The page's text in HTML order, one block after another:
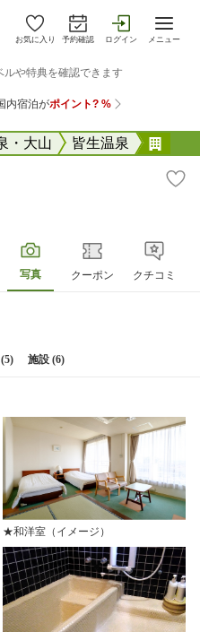
お気に入り 予約確認 ログイン メニュー
・大山 皆生温泉
写真 クーポン クチコミ
施設 (6)
★和洋室（イメージ）